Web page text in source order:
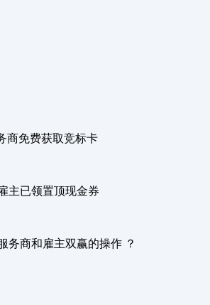
被STM32G431C嵌入式软件外包
商免费获取竞标卡
主已领置顶现金券
务商和雇主双赢的操作 ？